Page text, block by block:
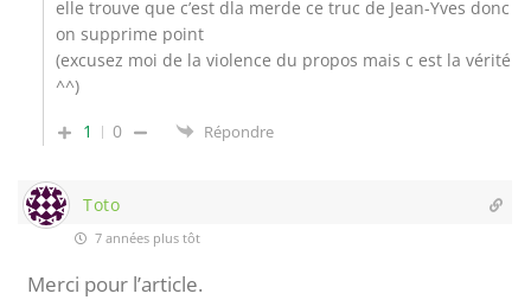
elle trouve que c’est dla merde ce truc de Jean-Yves donc
on supprime point
(excusez moi de la violence du propos mais c est la vérité
^^)
1
0 Répondre
Toto
7 années plus tôt
Merci pour l’article.